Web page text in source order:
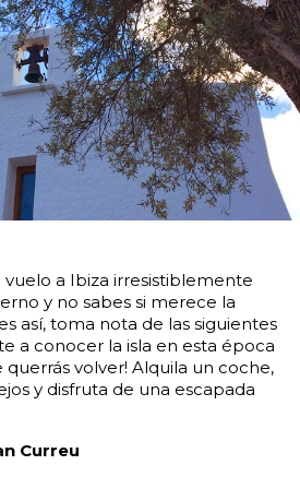
a Ibiza irresistiblemente
y no sabes si merece la
así, toma nota de las siguientes
a conocer la isla en esta época
querrás volver! Alquila un coche,
y disfruta de una escapada
Curreu
15:00 15:30
17:00 17:30
19:00 19:30
21:00 21:30
23:30